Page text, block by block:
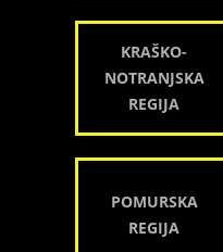
KRAŠKO-
NOTRANJSKA
REGIJA
POMURSKA
REGIJA